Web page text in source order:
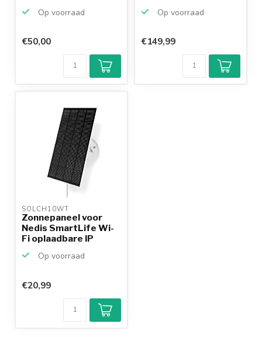
Op voorraad
€50,00
Op voorraad
Klantenbeoordeling
9,2/10
Achteraf
betalen mogelijk
€149,99
SOLCH10WT
Zonnepaneel voor
Nedis SmartLife Wi-
Fi oplaadbare IP
Op voorraad
€20,99